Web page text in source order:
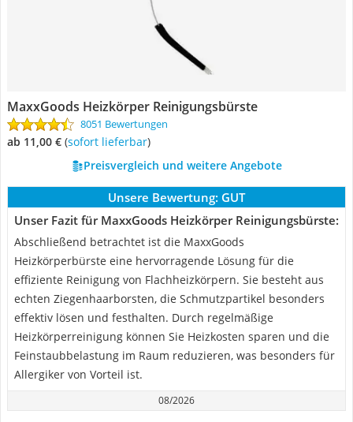
MaxxGoods Heizkörper Reinigungsbürste
8051 Bewertungen
ab 11,00 € ( Sofort lieferbar)
Preisvergleich und weitere Angebote
Unsere Bewertung: GUT
Unser Fazit für MaxxGoods Heizkörper Reinigungsbürste:
Abschließend betrachtet ist die MaxxGoods
Heizkörperbürste eine hervorragende Lösung für die
effiziente Reinigung von Flachheizkörpern. Sie besteht aus
echten Ziegenhaarborsten, die Schmutzpartikel besonders
effektiv lösen und festhalten. Durch regelmäßige
Heizkörperreinigung können Sie Heizkosten sparen und die
Feinstaubbelastung im Raum reduzieren, was besonders für
Allergiker von Vorteil ist.
08/2026